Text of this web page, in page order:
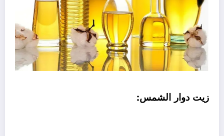
زيت دوار الشمس: